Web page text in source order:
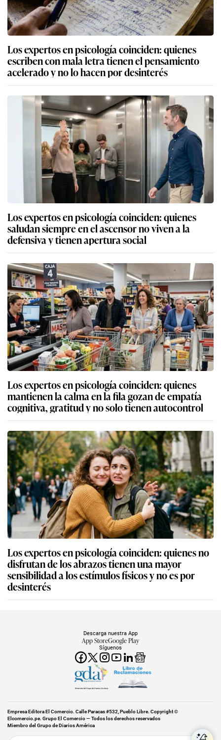
Los expertos en psicología coinciden: quienes
escriben con mala letra tienen el pensamiento
acelerado y no lo hacen por desinterés
Los expertos en psicología coinciden: quienes
saludan siempre en el ascensor no viven a la
defensiva y tienen apertura social
Los expertos en psicología coinciden: quienes
mantienen la calma en la fila gozan de empatía
cognitiva, gratitud y no solo tienen autocontrol
Los expertos en psicología coinciden: quienes no
disfrutan de los abrazos tienen una mayor
sensibilidad a los estímulos físicos y no es por
desinterés
Síguenos
Descarga nuestra App
App StoreGoogle Play
Miembro del Grupo de Diarios América
Empresa Editora El Comercio. Calle Paracas #532, Pueblo Libre. Copyright ©
Elcomercio.pe. Grupo El Comercio — Todos los derechos reservados
Miembro del Grupo de Diarios América